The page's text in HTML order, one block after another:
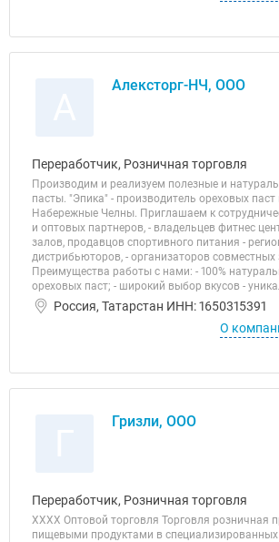
Алексторг-НЧ, ООО
Переработчик, Розничная торговля
Производим и реализуем полезные и
пасты. "Эпика" - производитель ореховых паст
Набережные Челны. Приглашаем к
и оптовых партнеров, - владельцев фитнес
залов, продавцов спортивного питания -
дистрибьюторов, - организаторов совместных
Преимущества работы с нами: - 100%
ореховых паст; - широкий выбор вкусов -
Россия, Татарстан ИНН: 1650315391
О
Гризли, ООО
Переработчик, Розничная торговля
ХХХХ Оптовой торговля Торговля розничная
пищевыми продуктами в специализированных